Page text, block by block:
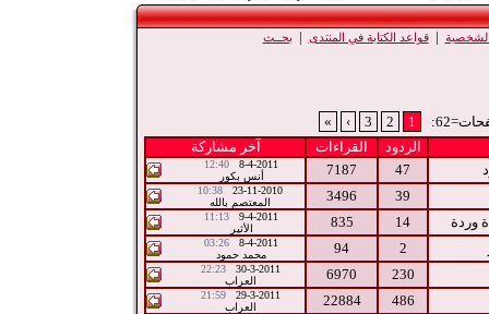
الشخصية |قواعد الكتابة في المنتدى | بحــث
1
2
3
›
»
الردود
القراءات
آخر مشاركة
47
7187
8-4-2011
12:40
أنس بكور
39
3496
23-11-2010
10:38
المعتصم بالله
وردة 14
835
9-4-2011
11:13
الأثير
2
94
8-4-2011
03:26
محمد حمود
230
6970
30-3-2011
22:23
العراب
486
22884
29-3-2011
21:59
العراب